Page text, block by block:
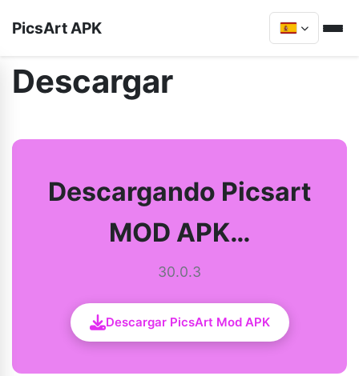
PicsArt APK
Descargar
Descargando Picsart
MOD APK…
30.0.3
Descargar PicsArt Mod APK